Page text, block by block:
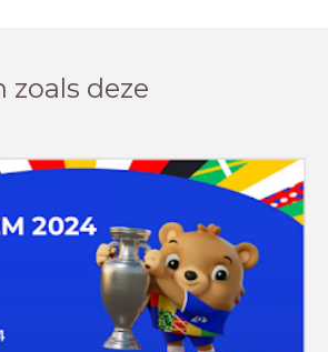
zoals deze